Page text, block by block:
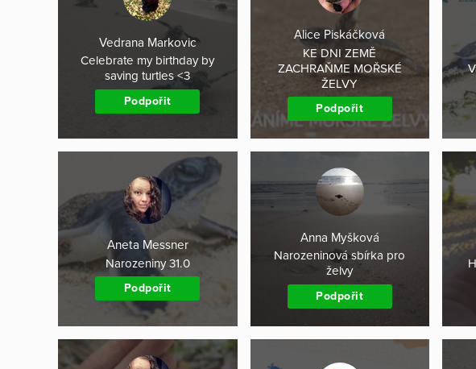
Vedrana Markovic
Celebrate my birthday by
saving turtles <3
Podpořit
Alice Piskáčková
KE DNI ZEMĚ
ZACHRAŇME MOŘSKÉ
ŽELVY
Podpořit
Aneta Messner
Narozeniny 31.0
Podpořit
Anna Myšková
Narozeninová sbírka pro
želvy
Podpořit